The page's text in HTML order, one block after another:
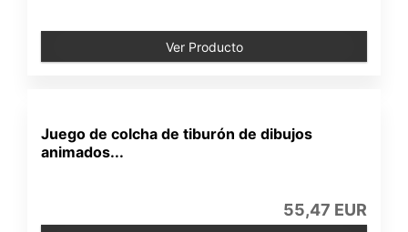
Ver Producto
Juego de colcha de tiburón de dibujos
animados...
55,47 EUR